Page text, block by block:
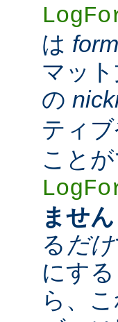
は
マッ
の
ティ
こと
ません
る だけ
にす
ら、